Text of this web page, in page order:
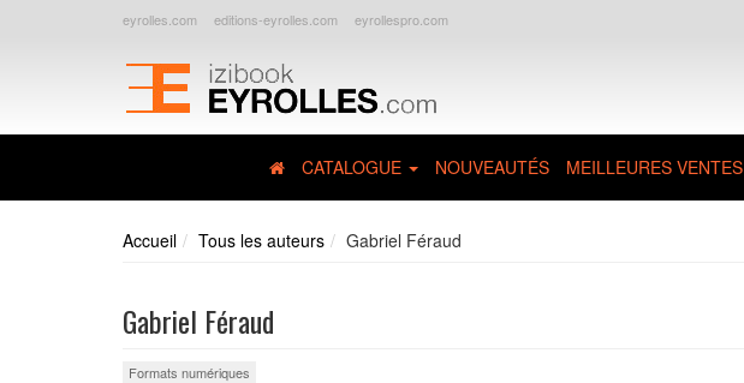
eyrolles.com editions-eyrolles.com eyrollespro.com
CATALOGUE NOUVEAUTÉS MEILLEURES VENTES
Accueil Tous les auteurs Gabriel Féraud
Gabriel Féraud
Formats numériques